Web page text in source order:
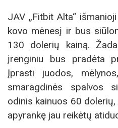
JAV „Fitbit Alta“
kovo mėnesį ir bus
130 dolerių kainą.
įrenginiu bus pradėta
Įprasti juodos,
smaragdinės spalvos
odinis kainuos 60
apyrankę jau reikėtų